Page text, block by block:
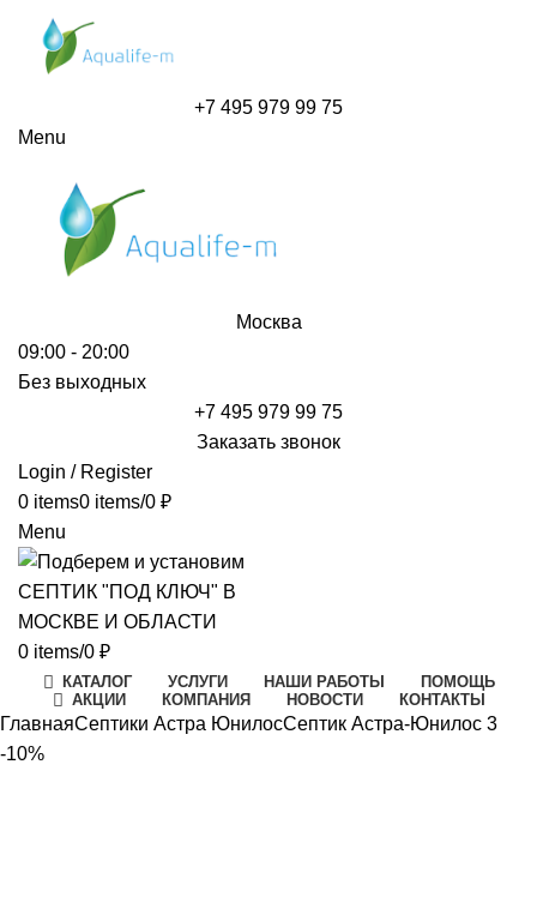
+7 495 979 99 75
Menu
Москва
09:00 - 20:00
Без выходных
+7 495 979 99 75
Заказать звонок
Login / Register
0 items0 items/0 ₽
Menu
0 items/0 ₽
КАТАЛОГ УСЛУГИ НАШИ РАБОТЫ
ПОМОЩЬ
АКЦИИ
КОМПАНИЯ НОВОСТИ КОНТАКТЫ
ГлавнаяСептики Астра ЮнилосСептик Астра-Юнилос 3
-10%